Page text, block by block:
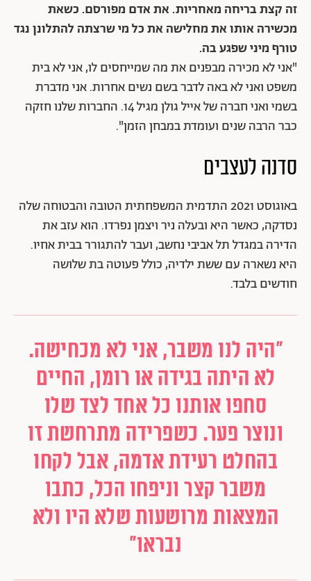
זה קצת בריחה מאחריות. את אדם מפורסם. כשאת
מכשירה אותו את מחלישה את כל מי שרצתה להתלונן נגד
טורף מיני שפגע בה.
"אני לא מכירה מבפנים את מה שמייחסים לו, אני לא בית
משפט ואני לא באה לדבר בשם נשים אחרות. אני מדברת
בשמי ואני חברה של אייל גולן מגיל 14. החברות שלנו חזקה
כבר הרבה שנים ועומדת במבחן הזמן".
סדנה לעצבים
באוגוסט 2021 התדמית המשפחתית הטובה והבטוחה שלה
נסדקה, כאשר היא ובעלה ניר ויצמן נפרדו. הוא עזב את
הדירה במגדל תל אביבי נחשב, ועבר להתגורר בבית אחיו.
היא נשארה עם ששת ילדיה, כולל פעוטה בת שלושה
חודשים בלבד.
"היה לנו משבר, אני לא מכחישה.
לא היתה בגידה או רומן, החיים
סחפו אותנו כל אחד לצד שלו
ונוצר פער. כשפרידה מתרחשת זו
בהחלט רעידת אדמה, אבל לקחו
משבר קצר וניפחו הכל, כתבו
המצאות מרושעות שלא היו ולא
נבראו"